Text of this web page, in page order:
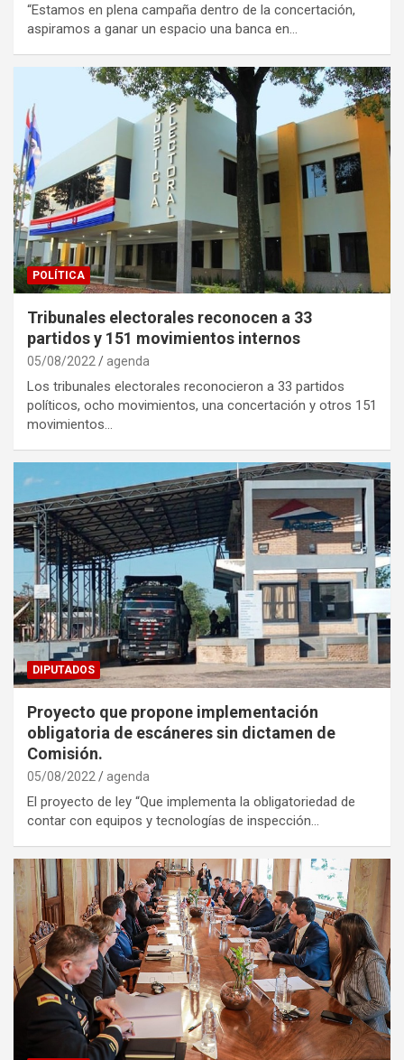
“Estamos en plena campaña dentro de la concertación,
aspiramos a ganar un espacio una banca en…
POLÍTICA
Tribunales electorales reconocen a 33
partidos y 151 movimientos internos
05/08/2022 agenda
Los tribunales electorales reconocieron a 33 partidos
políticos, ocho movimientos, una concertación y otros 151
movimientos…
DIPUTADOS
Proyecto que propone implementación
obligatoria de escáneres sin dictamen de
Comisión.
05/08/2022 agenda
El proyecto de ley “Que implementa la obligatoriedad de
contar con equipos y tecnologías de inspección…